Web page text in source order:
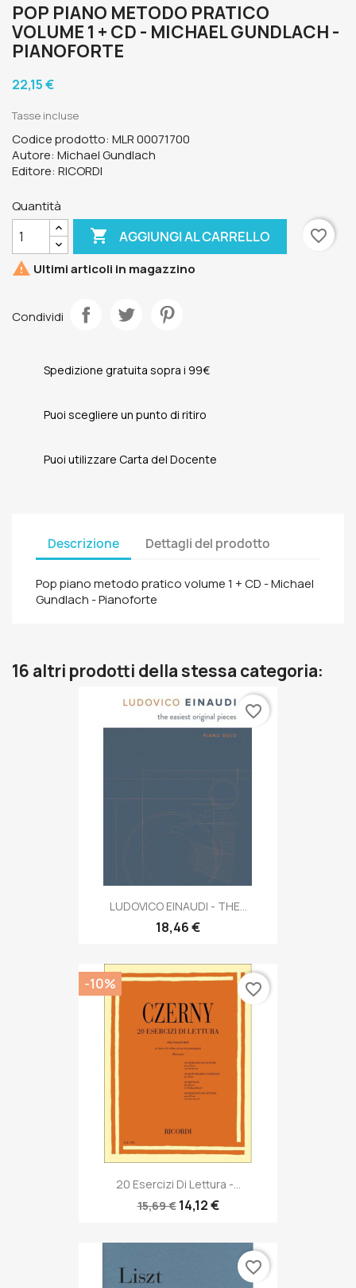
POP PIANO METODO PRATICO
VOLUME 1 + CD - MICHAEL GUNDLACH -
PIANOFORTE
22,15 €
Tasse incluse
Codice prodotto: MLR 00071700
Autore: Michael Gundlach
Editore: RICORDI
Quantità
 AGGIUNGI AL CARRELLO
favorite_border
 Ultimi articoli in magazzino
Condividi
Spedizione gratuita sopra i 99€
Puoi scegliere un punto di ritiro
Puoi utilizzare Carta del Docente
Descrizione Dettagli del prodotto
Pop piano metodo pratico volume 1 + CD - Michael
Gundlach - Pianoforte
16 altri prodotti della stessa categoria:
LUDOVICO EINAUDI - THE...
18,46 €
favorite_border
20 Esercizi Di Lettura -...
15,69 € 14,12 €
-10% favorite_border
favorite_border